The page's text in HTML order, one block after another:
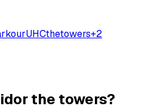
UHCthetowers+2
the towers?
feedback